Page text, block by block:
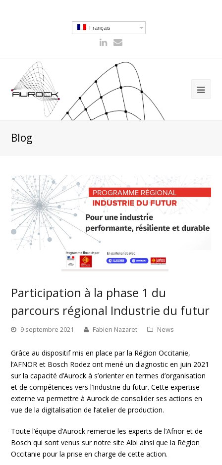
Français
Blog
Participation à la phase 1 du
parcours régional Industrie du futur
9 septembre 2021 Fabien Nazaret News
Grâce au dispositif mis en place par la Région Occitanie,
l’AFNOR et Bosch Rodez ont mené un diagnostic en juin 2021
sur la capacité d’Aurock à s’orienter en termes d’organisation
et de compétences vers l’Industrie du futur. Cette expertise
externe va permettre à Aurock de consolider ses actions en
vue de la digitalisation de l’atelier de production.
Toute l’équipe d’Aurock remercie les experts de l’Afnor et de
Bosch qui sont venus sur notre site Albi ainsi que la Région
Occitanie pour la prise en charge de cette action.